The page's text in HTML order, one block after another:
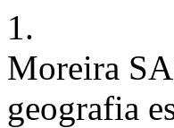
1.
Moreira
geografia